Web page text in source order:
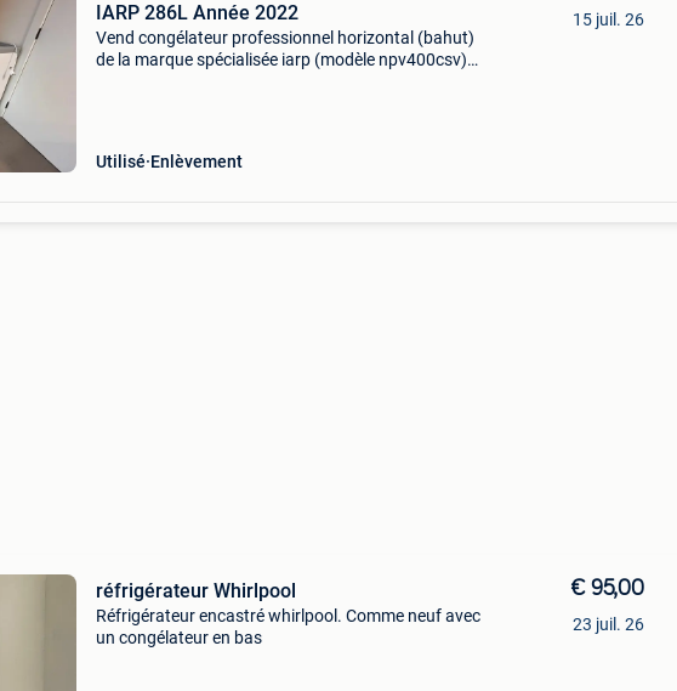
IARP 286L Année 2022
Vend congélateur professionnel horizontal (bahut)
de la marque spécialisée iarp (modèle npv400csv),
Utilisé Enlèvement
15 juil. 26
réfrigérateur Whirlpool
Réfrigérateur encastré whirlpool. Comme neuf avec
un congélateur en bas
€ 95,00
23 juil. 26